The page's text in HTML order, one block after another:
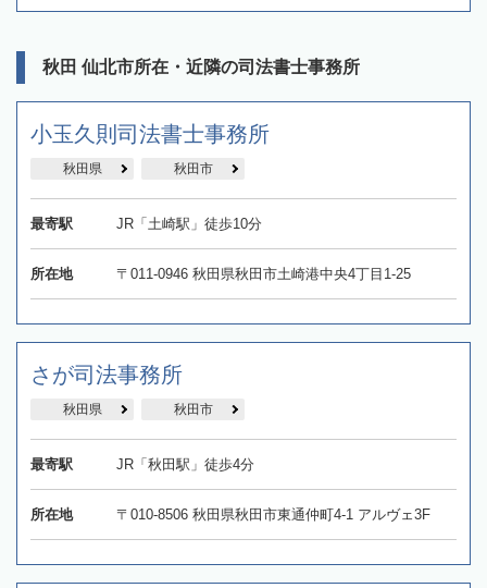
秋田 仙北市所在・近隣の司法書士事務所
小玉久則司法書士事務所
秋田県 秋田市
最寄駅 JR「土崎駅」徒歩10分
所在地 〒011-0946 秋田県秋田市土崎港中央4丁目1-25
さが司法事務所
秋田県 秋田市
最寄駅 JR「秋田駅」徒歩4分
所在地 〒010-8506 秋田県秋田市東通仲町4-1 アルヴェ3F